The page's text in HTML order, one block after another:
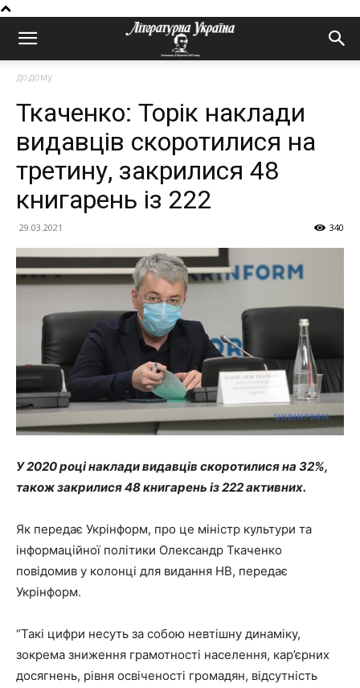
додому
Ткаченко: Торік наклади
видавців скоротилися на
третину, закрилися 48
книгарень із 222
29.03.2021 340
У 2020 році наклади видавців скоротилися на 32%,
також закрилися 48 книгарень із 222 активних.
Як передає Укрінформ, про це міністр культури та
інформаційної політики Олександр Ткаченко
повідомив у колонці для видання НВ, передає
Укрінформ.
“Такі цифри несуть за собою невтішну динаміку,
зокрема зниження грамотності населення, кар’єрних
досягнень, рівня освіченості громадян, відсутність